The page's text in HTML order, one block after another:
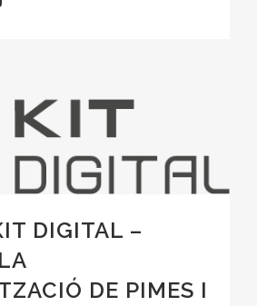
DIGITAL –
DE PIMES I